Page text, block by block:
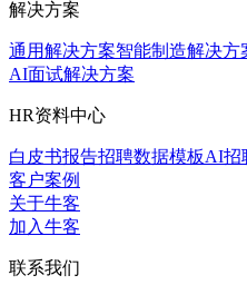
解决方案
通用解决方案智能制造解决方
AI面试解决方案
HR资料中心
白皮书报告招聘数据模板AI招
客户案例
关于牛客
加入牛客
联系我们